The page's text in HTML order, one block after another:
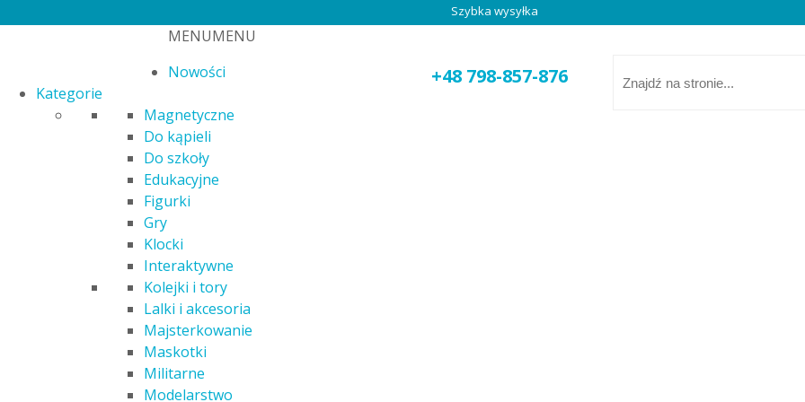
Szybka wysyłka
+48 798-857-876
MENUMENU
Nowości
Kategorie
Magnetyczne
Do kąpieli
Do szkoły
Edukacyjne
Figurki
Gry
Klocki
Interaktywne
Kolejki i tory
Lalki i akcesoria
Majsterkowanie
Maskotki
Militarne
Modelarstwo
/ Atrybut produktu: Bohater / Polly Pocket
Polly Pocket
Nie znaleziono produktów, których szukasz.